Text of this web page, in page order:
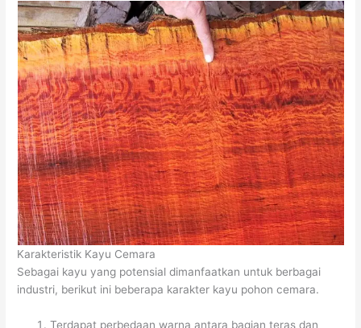
Karakteristik Kayu Cemara
Sebagai kayu yang potensial dimanfaatkan untuk berbagai
industri, berikut ini beberapa karakter kayu pohon cemara.
Terdapat perbedaan warna antara bagian teras dan